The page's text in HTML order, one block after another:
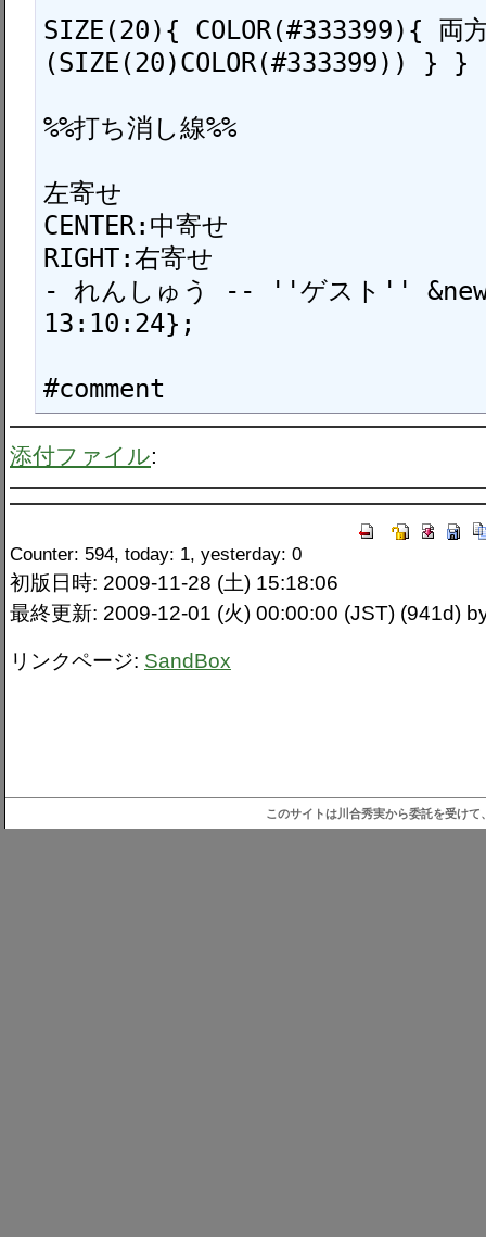
SIZE(20){ COLOR(#333399){ 両
(SIZE(20)COLOR(#333399)) } }
%%打ち消し線%%
左寄せ
CENTER:中寄せ
RIGHT:右寄せ
- れんしゅう -- ''ゲスト''
13:10:24};
#comment
添付ファイル:
Counter: 594, today: 1, yesterday: 0
初版日時: 2009-11-28 (土) 15:18:06
最終更新: 2009-12-01 (火) 00:00:00 (JST) (941d)
リンクページ: SandBox
このサイトは川合秀実から委託を受け